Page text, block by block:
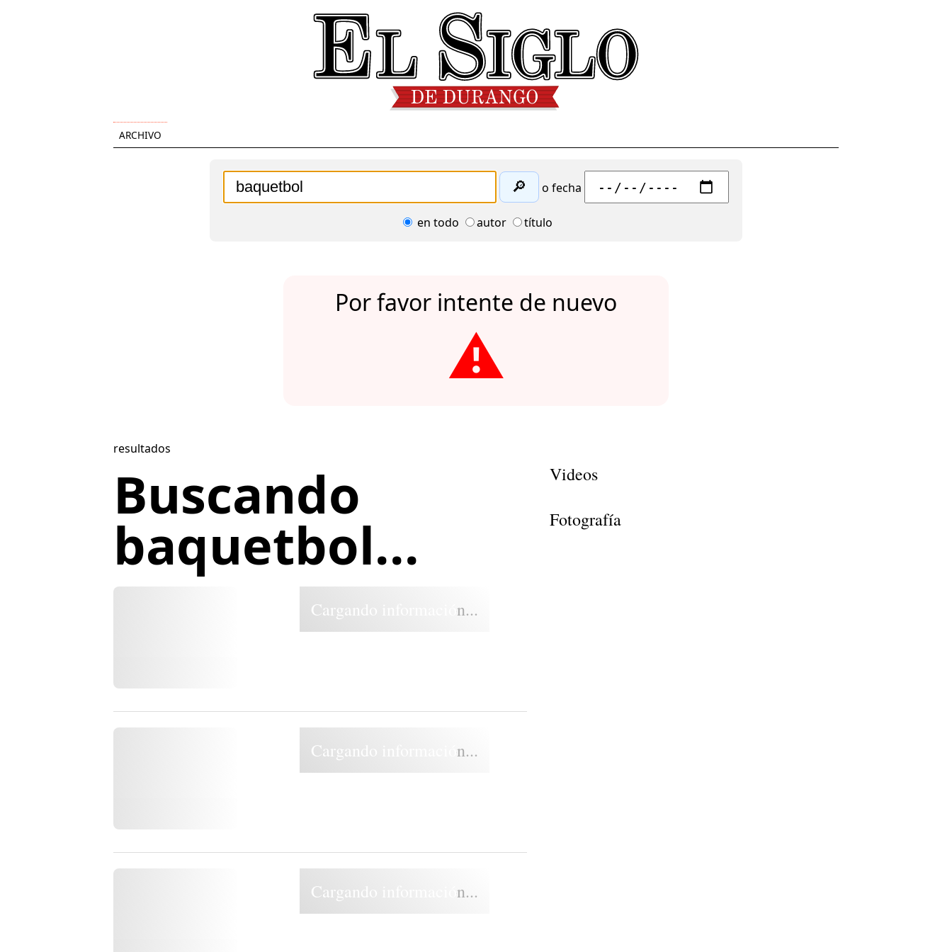
ARCHIVO
🔎 o fecha
en todo autor título
Por favor intente de nuevo
⚠️
resultados
Buscando
baquetbol...
Cargando información...
Cargando información...
Cargando información...
Videos
Fotografía